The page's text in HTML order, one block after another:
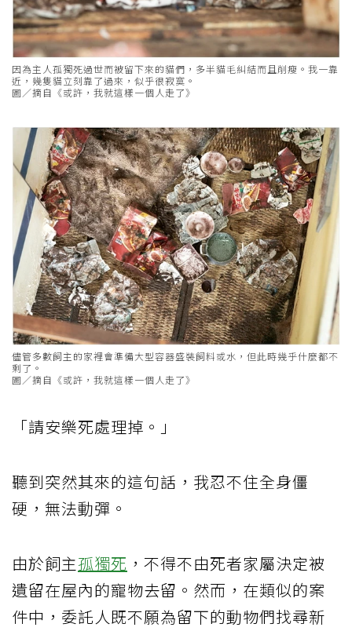
因為主人孤獨死過世而被留下來的貓們，多半貓毛糾結而且削瘦。我一靠
近，幾隻貓立刻靠了過來，似乎很寂寞。
圖／摘自《或許，我就這樣一個人走了》
儘管多數飼主的家裡會準備大型容器盛裝飼料或水，但此時幾乎什麼都不
剩了。
圖／摘自《或許，我就這樣一個人走了》
「請安樂死處理掉。」
聽到突然其來的這句話，我忍不住全身僵
硬，無法動彈。
由於飼主孤獨死 ，不得不由死者家屬決定被
遺留在屋內的寵物去留。然而，在類似的案
件中，委託人既不願為留下的動物們找尋新